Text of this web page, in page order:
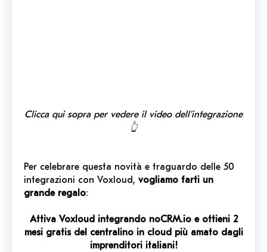
Clicca qui sopra per vedere il video dell'integrazione
👆
Per celebrare questa novità e traguardo delle 50
integrazioni con Voxloud, vogliamo farti un
grande regalo:
Attiva Voxloud integrando noCRM.io e ottieni 2
mesi gratis del centralino in cloud più amato dagli
imprenditori italiani!